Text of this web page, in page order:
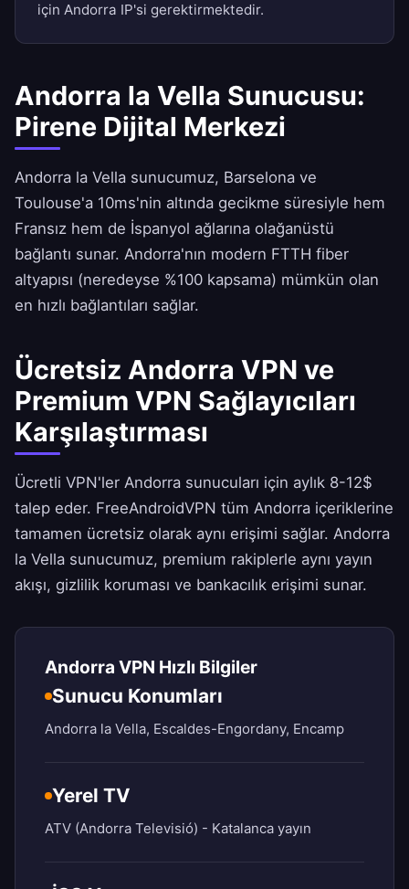
için Andorra IP'si gerektirmektedir.
Andorra la Vella Sunucusu:
Pirene Dijital Merkezi
Andorra la Vella sunucumuz, Barselona ve
Toulouse'a 10ms'nin altında gecikme süresiyle hem
Fransız hem de İspanyol ağlarına olağanüstü
bağlantı sunar. Andorra'nın modern FTTH fiber
altyapısı (neredeyse %100 kapsama) mümkün olan
en hızlı bağlantıları sağlar.
Ücretsiz Andorra VPN ve
Premium VPN Sağlayıcıları
Karşılaştırması
Ücretli VPN'ler Andorra sunucuları için aylık 8-12$
talep eder. FreeAndroidVPN tüm Andorra içeriklerine
tamamen ücretsiz olarak aynı erişimi sağlar. Andorra
la Vella sunucumuz, premium rakiplerle aynı yayın
akışı, gizlilik koruması ve bankacılık erişimi sunar.
Andorra VPN Hızlı Bilgiler
Sunucu Konumları
Andorra la Vella, Escaldes-Engordany, Encamp
Yerel TV
ATV (Andorra Televisió) - Katalanca yayın